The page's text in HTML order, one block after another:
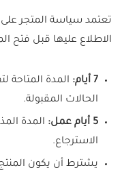
تعتمد سياسة المتجر
الاطلاع عليها قبل فتح
7 أيام:
المدة المتاحة
الحالات المقبولة.
5 أيام عمل:
المدة
الاسترجاع.
يشترط أن يكون